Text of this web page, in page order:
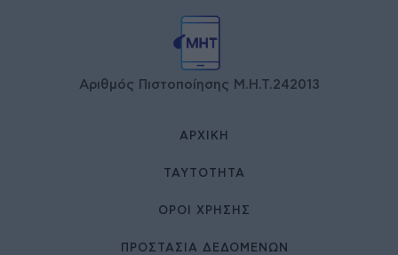
Αριθμός Πιστοποίησης Μ.Η.Τ.242013
ΑΡΧΙΚΉ
ΤΑΥΤΌΤΗΤΑ
ΌΡΟΙ ΧΡΉΣΗΣ
ΠΡΟΣΤΑΣΙΑ ΔΕΔΟΜΕΝΩΝ